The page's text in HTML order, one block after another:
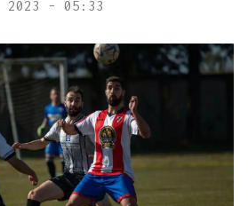
2023 - 05:33